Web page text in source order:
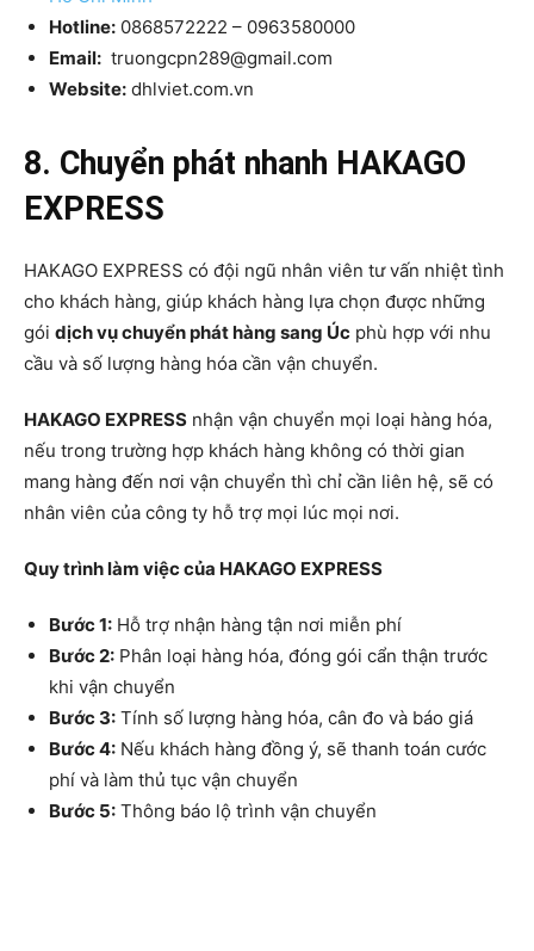
Hotline: 0868572222 – 0963580000
Email: truongcpn289@gmail.com
Website: dhlviet.com.vn
8. Chuyển phát nhanh HAKAGO
EXPRESS
HAKAGO EXPRESS có đội ngũ nhân viên tư vấn nhiệt tình
cho khách hàng, giúp khách hàng lựa chọn được những
gói dịch vụ chuyển phát hàng sang Úc phù hợp với nhu
cầu và số lượng hàng hóa cần vận chuyển.
HAKAGO EXPRESS nhận vận chuyển mọi loại hàng hóa,
nếu trong trường hợp khách hàng không có thời gian
mang hàng đến nơi vận chuyển thì chỉ cần liên hệ, sẽ có
nhân viên của công ty hỗ trợ mọi lúc mọi nơi.
Quy trình làm việc của HAKAGO EXPRESS
Bước 1: Hỗ trợ nhận hàng tận nơi miễn phí
Bước 2: Phân loại hàng hóa, đóng gói cẩn thận trước
khi vận chuyển
Bước 3: Tính số lượng hàng hóa, cân đo và báo giá
Bước 4: Nếu khách hàng đồng ý, sẽ thanh toán cước
phí và làm thủ tục vận chuyển
Bước 5: Thông báo lộ trình vận chuyển